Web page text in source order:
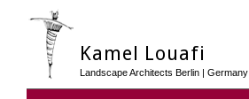
Kamel Louafi
Landscape Architects Berlin | Germany